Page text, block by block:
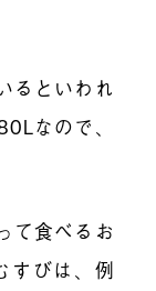
るといわれ
なので、
て食べるお
すびは、例